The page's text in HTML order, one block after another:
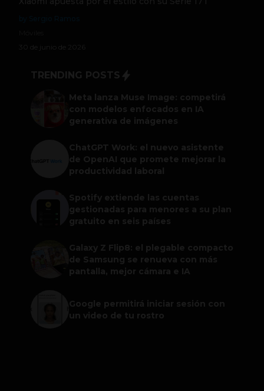
30 de junio de 2026
TRENDING POSTS
Meta lanza Muse Image: competirá
con modelos enfocados en IA
generativa de imágenes
ChatGPT Work: el nuevo asistente
de OpenAI que promete mejorar la
productividad laboral
Spotify extiende las cuentas
gestionadas para menores a su plan
gratuito en seis países
Galaxy Z Flip8: el plegable compacto
de Samsung se renueva con más
pantalla, mejor cámara e IA
Google permitirá iniciar sesión con
un video de tu rostro